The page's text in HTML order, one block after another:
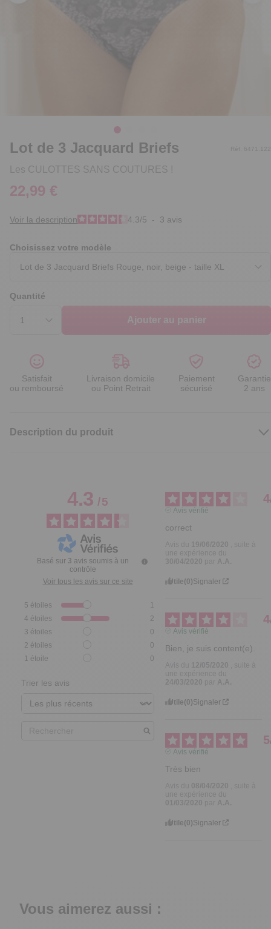
Lot de 3 Jacquard Briefs
Les CULOTTES SANS COUTURES !
Réf. 6471.122
22,99 €
Voir la description 4.3/5 - 3 avis
Choisissez votre modèle
Quantité
Ajouter au panier
Satisfait
ou remboursé
Livraison domicile
ou Point Retrait
Paiement
sécurisé
Garantie
2 ans
Description du produit
4.3/5
Basé sur 3 avis soumis à un
contrôle
Voir tous les avis sur ce site
5 étoiles
1
4 étoiles
2
3 étoiles
0
2 étoiles
0
1 étoile 0
Trier les avis
4
Avis vérifié
correct
Utile(0)Signaler
4
Avis vérifié
Bien, je suis content(e).
12/05/2020
une expérience du
24/03/2020
par A.A.
Utile(0)Signaler
5
Avis vérifié
Très bien
Utile(0)Signaler
Vous aimerez aussi :